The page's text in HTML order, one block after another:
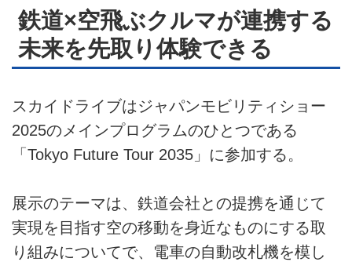
鉄道×空飛ぶクルマが連携する
未来を先取り体験できる
スカイドライブはジャパンモビリティショー
2025のメインプログラムのひとつである
「Tokyo Future Tour 2035」に参加する。
展示のテーマは、鉄道会社との提携を通じて
実現を目指す空の移動を身近なものにする取
り組みについてで、電車の自動改札機を模し